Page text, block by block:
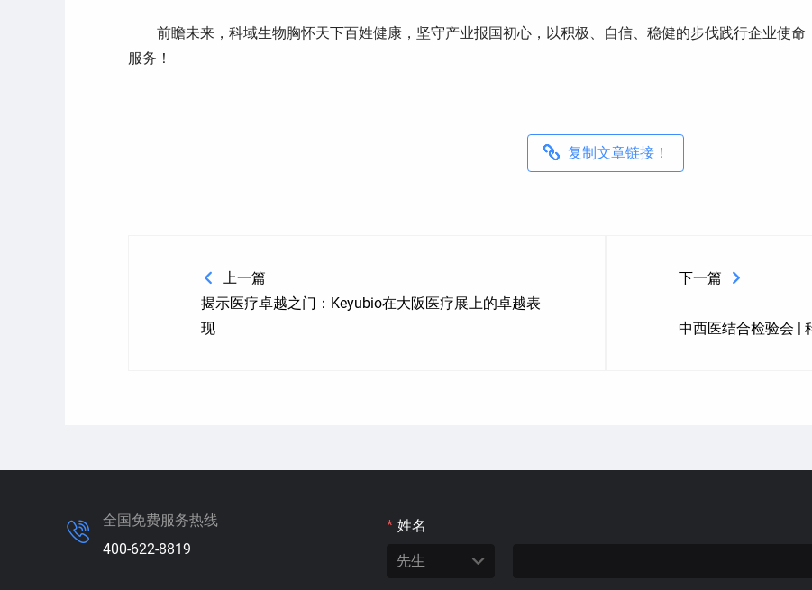
前瞻未来，科域生物胸怀天下百姓健康，坚守产业报国初心，以积极、自信、稳健的步伐践行企业使
服务！
复制文章链接！
上一篇
揭示医疗卓越之门：Keyubio在大阪医疗展上的卓越表
现
下一篇
中西医结合检验会 |
全国免费服务热线
400-622-8819
* 姓名